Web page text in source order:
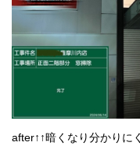
after↑↑暗くなり分かりに